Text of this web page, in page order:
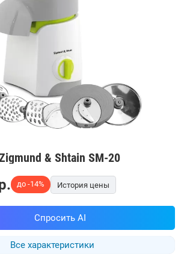
& Shtain SM-20
Все характеристики
до -14% История цены
Спросить AI